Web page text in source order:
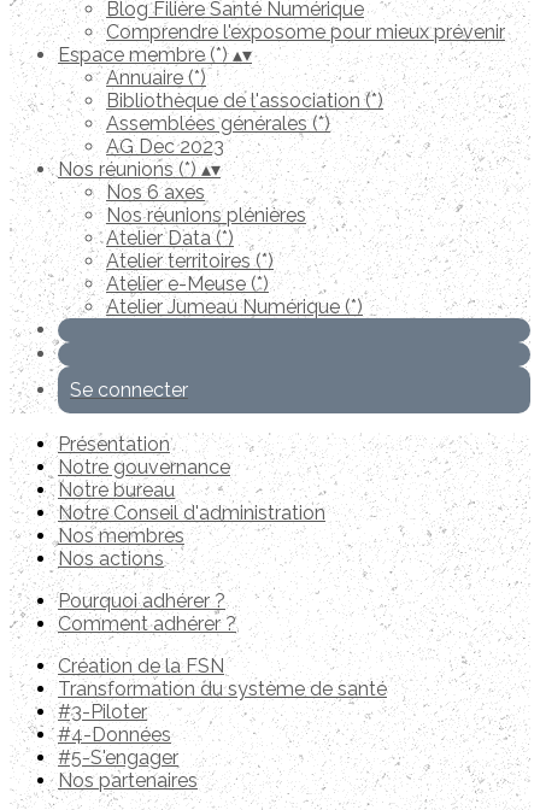
Blog Filière Santé Numérique
Comprendre l'exposome pour mieux prévenir
Espace membre (*)▴▾
Annuaire (*)
Bibliothèque de l'association (*)
Assemblées générales (*)
AG Dec 2023
Nos réunions (*) ▴▾
Nos 6 axes
Nos réunions plénières
Atelier Data (*)
Atelier territoires (*)
Atelier e-Meuse (*)
Atelier Jumeau Numérique (*)
Se connecter
Présentation
Notre gouvernance
Notre bureau
Notre Conseil d'administration
Nos membres
Nos actions
Pourquoi adhérer ?
Comment adhérer ?
Création de la FSN
Transformation du système de santé
#3-Piloter
#4-Données
#5-S'engager
Nos partenaires